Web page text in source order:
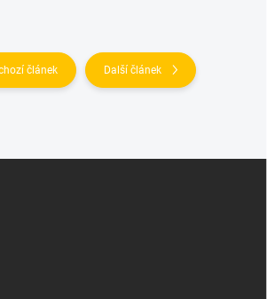
článek Další článek